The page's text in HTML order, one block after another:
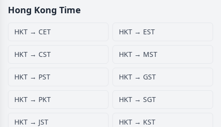
Hong Kong Time
HKT → CET HKT → EST
HKT → CST HKT → MST
HKT → PST HKT → GST
HKT → PKT HKT → SGT
HKT → JST HKT → KST